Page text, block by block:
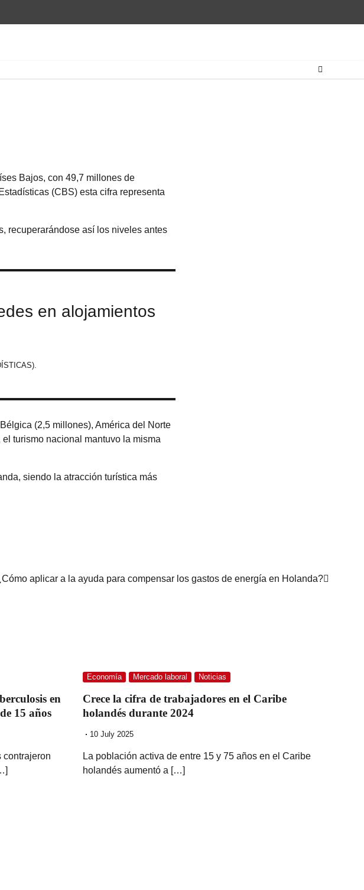
Bajos, con 49,7 millones de
(CBS) esta cifra representa
recuperarándose así los niveles antes
en alojamientos
(2,5 millones), América del Norte
turismo nacional mantuvo la misma
siendo la atracción turística más
aplicar a la ayuda para compensar los gastos de energía en Holanda?
en
15 años
contrajeron
Economía Mercado laboral Noticias
Crece la cifra de trabajadores en el Caribe
holandés durante 2024
10 July 2025
La población activa de entre 15 y 75 años en el Caribe
holandés aumentó a […]